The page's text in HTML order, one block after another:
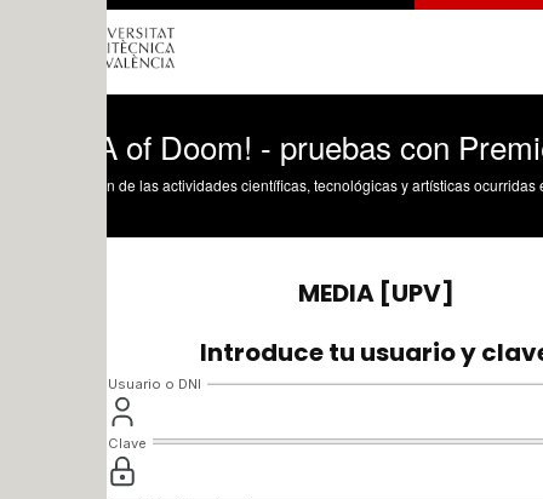
of Doom! - pruebas con Premiere
de las actividades científicas, tecnológicas y artísticas ocurridas en los tres